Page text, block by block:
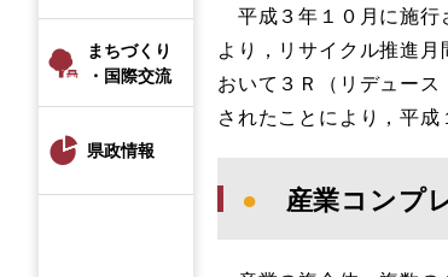
まちづくり
・国際交流
県政情報
平成３年１０月に施行
より，リサイクル推進
おいて３Ｒ（リデュー
されたことにより，平
● 産業コンプ